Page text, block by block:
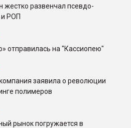
жестко развенчал псевдо-
и РОП
отправилась на "Кассиопею"
заявила о революции
полимеров
рынок погружается в